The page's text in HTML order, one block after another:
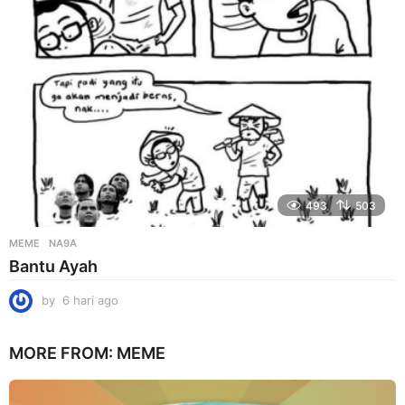
o
493 503
MEME NA9A
Bantu Ayah
by 6 hari ago
r
MORE FROM: MEME